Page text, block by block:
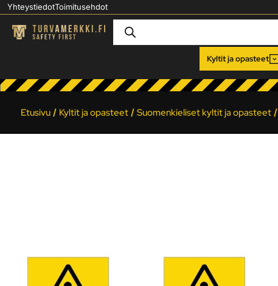
YhteystiedotToimitusehdot
Kyltit ja opasteet
Etusivu/ Kyltit ja opasteet/ Suomenkieliset kyltit ja opasteet/